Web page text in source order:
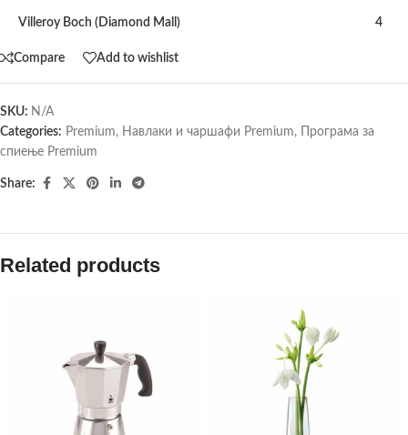
Villeroy Boch (Diamond Mall) 4
Compare Add to wishlist
SKU: N/A
Categories: Premium, Навлаки и чаршафи Premium,
Програма за
спиење Premium
Share:
Related products